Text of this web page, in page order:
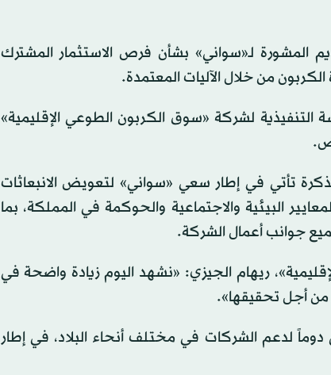
المشورة لـ«سواني» بشأن فرص الاستثمار المشترك
من خلال الآليات المعتمدة.
التنفيذية لشركة «سوق الكربون الطوعي الإقليمية»
تأتي في إطار سعي «سواني» لتعويض الانبعاثات
البيئية والاجتماعية والحوكمة في المملكة، بما
جوانب أعمال الشركة.
ريهام الجيزي: «نشهد اليوم زيادة واضحة في
من أجل تحقيقها».
لدعم الشركات في مختلف أنحاء البلاد، في إطار